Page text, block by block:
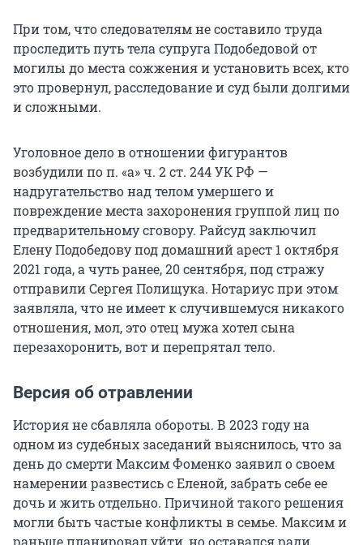
При том, что следователям не составило труда
проследить путь тела супруга Подобедовой от
могилы до места сожжения и установить всех, кто
это провернул, расследование и суд были долгими
и сложными.
Уголовное дело в отношении фигурантов
возбудили по п. «а» ч. 2 ст. 244 УК РФ —
надругательство над телом умершего и
повреждение места захоронения группой лиц по
предварительному сговору. Райсуд заключил
Елену Подобедову под домашний арест 1 октября
2021 года, а чуть ранее, 20 сентября, под стражу
отправили Сергея Полищука. Нотариус при этом
заявляла, что не имеет к случившемуся никакого
отношения, мол, это отец мужа хотел сына
перезахоронить, вот и перепрятал тело.
Версия об отравлении
История не сбавляла обороты. В 2023 году на
одном из судебных заседаний выяснилось, что за
день до смерти Максим Фоменко заявил о своем
намерении развестись с Еленой, забрать себе ее
дочь и жить отдельно. Причиной такого решения
могли быть частые конфликты в семье. Максим и
раньше планировал уйти, но оставался ради